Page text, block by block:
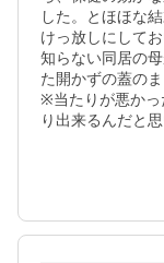
した。とほほな
けっ放しにして
知らない同居の
た開かずの蓋の
※当たりが悪かっ
り出来るんだと思